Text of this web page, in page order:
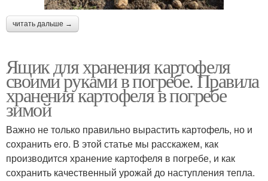
читать дальше →
Ящик для хранения картофеля
своими руками в погребе. Правила
хранения картофеля в погребе
зимой
Важно не только правильно вырастить картофель, но и
сохранить его. В этой статье мы расскажем, как
производится хранение картофеля в погребе, и как
сохранить качественный урожай до наступления тепла.